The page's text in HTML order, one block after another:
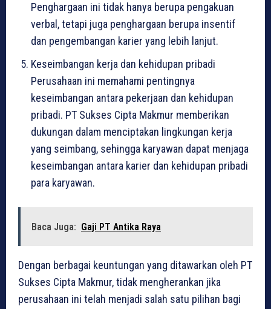
Penghargaan ini tidak hanya berupa pengakuan
verbal, tetapi juga penghargaan berupa insentif
dan pengembangan karier yang lebih lanjut.
Keseimbangan kerja dan kehidupan pribadi
Perusahaan ini memahami pentingnya
keseimbangan antara pekerjaan dan kehidupan
pribadi. PT Sukses Cipta Makmur memberikan
dukungan dalam menciptakan lingkungan kerja
yang seimbang, sehingga karyawan dapat menjaga
keseimbangan antara karier dan kehidupan pribadi
para karyawan.
Baca Juga: Gaji PT Antika Raya
Dengan berbagai keuntungan yang ditawarkan oleh PT
Sukses Cipta Makmur, tidak mengherankan jika
perusahaan ini telah menjadi salah satu pilihan bagi